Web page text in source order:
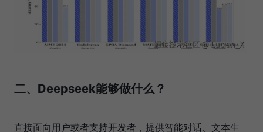
二、Deepseek能够做什么？
直接面向用户或者支持开发者，提供智能对话、文本生